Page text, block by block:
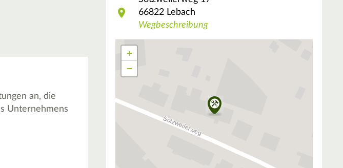
an, die
Unternehmens
66822 Lebach
Wegbeschreibung
+
−